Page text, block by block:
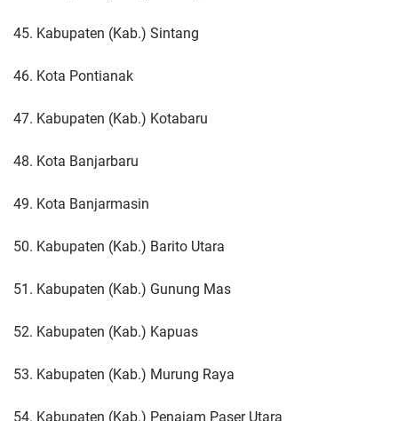
45. Kabupaten (Kab.) Sintang
46. Kota Pontianak
47. Kabupaten (Kab.) Kotabaru
48. Kota Banjarbaru
49. Kota Banjarmasin
50. Kabupaten (Kab.) Barito Utara
51. Kabupaten (Kab.) Gunung Mas
52. Kabupaten (Kab.) Kapuas
53. Kabupaten (Kab.) Murung Raya
54. Kabupaten (Kab.) Penajam Paser Utara